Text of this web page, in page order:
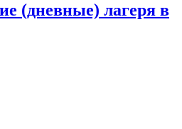
(дневные) лагеря в